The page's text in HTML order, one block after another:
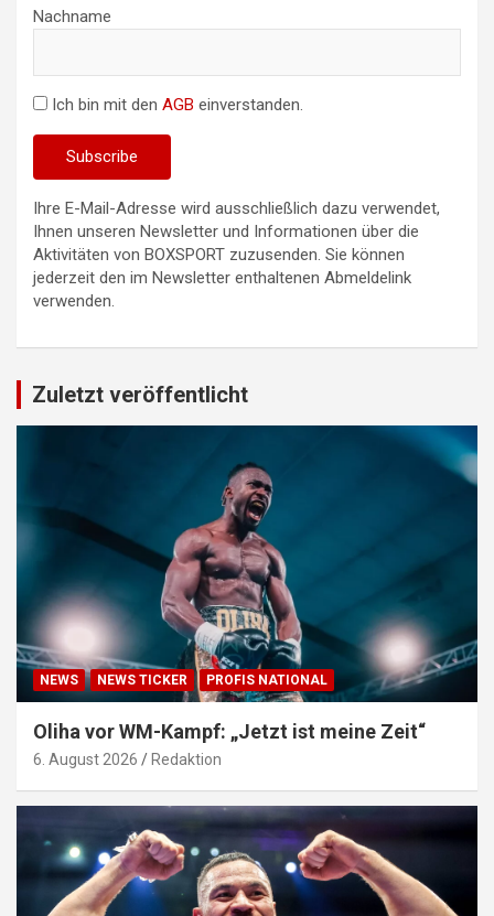
Nachname
Ich bin mit den AGB einverstanden.
Ihre E-Mail-Adresse wird ausschließlich dazu verwendet,
Ihnen unseren Newsletter und Informationen über die
Aktivitäten von BOXSPORT zuzusenden. Sie können
jederzeit den im Newsletter enthaltenen Abmeldelink
verwenden.
Zuletzt veröffentlicht
NEWS NEWS TICKER PROFIS NATIONAL
Oliha vor WM-Kampf: „Jetzt ist meine Zeit“
6. August 2026 Redaktion